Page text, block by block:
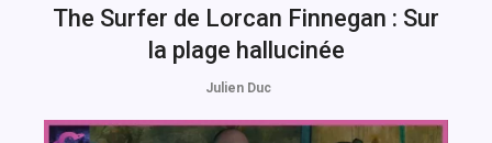
The Surfer de Lorcan Finnegan : Sur
la plage hallucinée
Julien Duc